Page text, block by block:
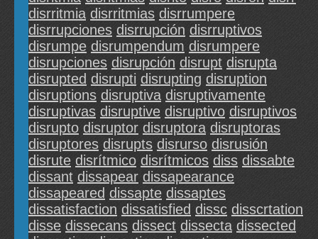
disrritmia disrritmias disrrumpere
disrrupciones disrrupción disrruptivos
disrumpe disrumpendum disrumpere
disrupciones disrupción disrupt disrupta
disrupted disrupti disrupting disruption
disruptions disruptiva disruptivamente
disruptivas disruptive disruptivo disruptivos
disrupto disruptor disruptora disruptoras
disruptores disrupts disrurso disrusión
disrute disrítmico disrítmicos diss dissabte
dissant dissapear dissapearance
dissapeared dissapte dissaptes
dissatisfaction dissatisfied dissc disscrtation
disse dissecans dissect dissecta dissected